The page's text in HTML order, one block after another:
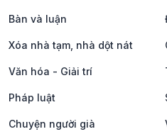
Bàn và luận
Xóa nhà tạm, nhà dột nát
Văn hóa - Giải trí
Pháp luật
Chuyện người già